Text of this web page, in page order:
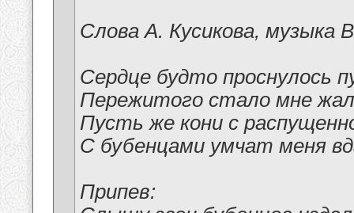
Слова А. Кусикова, музыка
Сердце будто проснулось
Пережитого стало мне
Пусть же кони с
С бубенцами умчат меня
Припев: